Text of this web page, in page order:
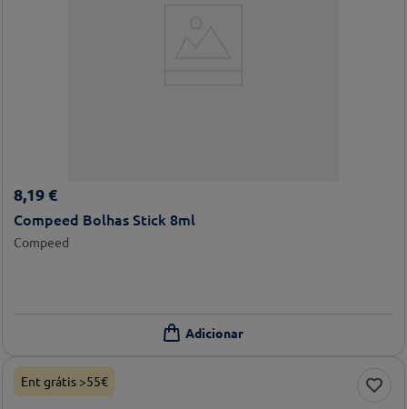
8,19 €
Compeed Bolhas Stick 8ml
Compeed
Ent grátis >55€